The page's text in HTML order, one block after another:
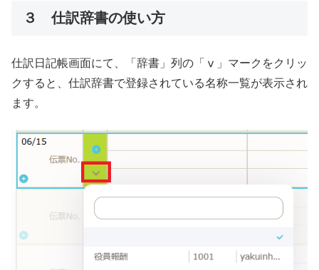
３ 仕訳辞書の使い方
仕訳日記帳画面にて、「辞書」列の「ⅴ」マークをクリッ
クすると、仕訳辞書で登録されている名称一覧が表示され
ます。